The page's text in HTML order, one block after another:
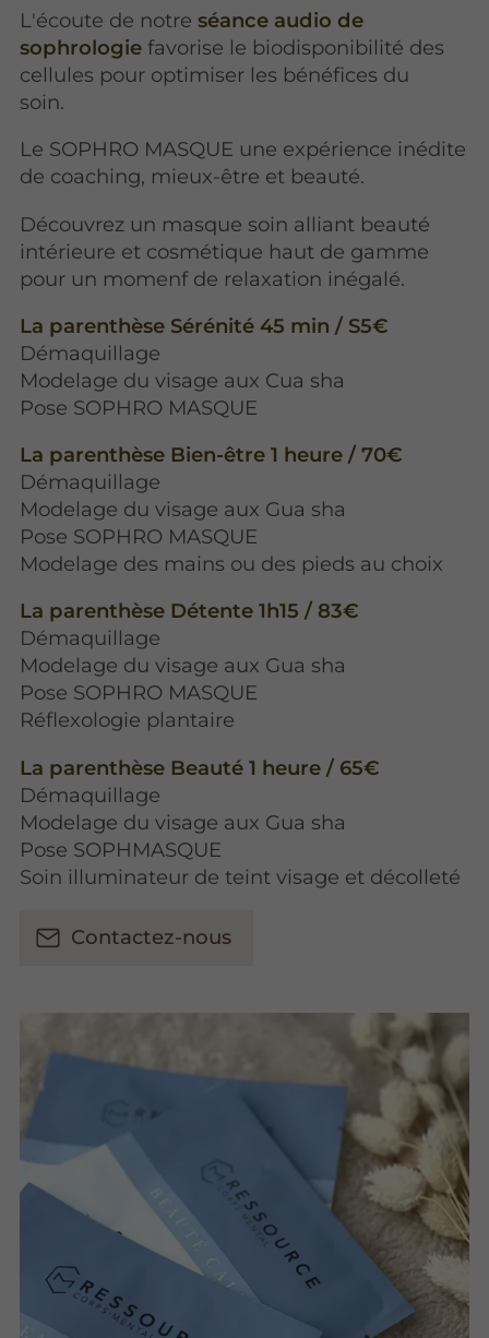
L'écoute de notreséance audio de
sophrologie favorise le biodisponibilité des
cellules pour optimiser les bénéfices du
soin.
Le SOPHRO MASQUE une expérience inédite
de coaching, mieux-être et beauté.
Découvrez un masque soin alliant beauté
intérieure et cosmétique haut de gamme
pour un momenf de relaxation inégalé.
La parenthèse Sérénité 45 min / S5€
Démaquillage
Modelage du visage aux Cua sha
Pose SOPHRO MASQUE
La parenthèse Bien-être 1 heure / 70€
Démaquillage
Modelage du visage aux Gua sha
Pose SOPHRO MASQUE
Modelage des mains ou des pieds au choix
La parenthèse Détente 1h15 / 83€
Démaquillage
Modelage du visage aux Gua sha
Pose SOPHRO MASQUE
Réflexologie plantaire
La parenthèse Beauté 1 heure / 65€
Démaquillage
Modelage du visage aux Gua sha
Pose SOPHMASQUE
Soin illuminateur de teint visage et décolleté
Contactez-nous